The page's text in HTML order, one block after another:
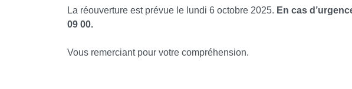
La réouverture est prévue le lundi 6 octobre 2025. En cas
09 00.
Vous remerciant pour votre compréhension.